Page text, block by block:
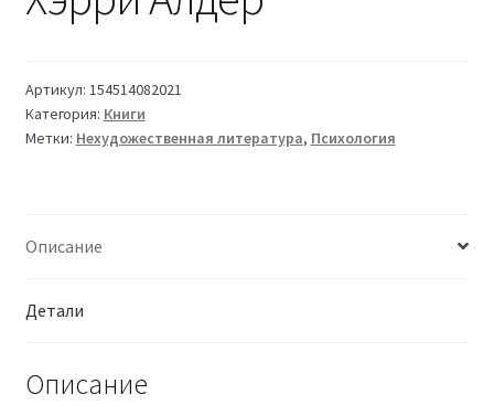
Артикул: 154514082021
Категория: Книги
Метки: Нехудожественная литература, Психология
Описание
Детали
Описание